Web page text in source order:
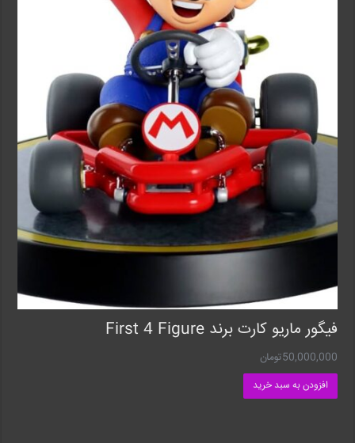
فیگور ماریو کارت برند First 4 Figure
50,000,000تومان
افزودن به سبد خرید